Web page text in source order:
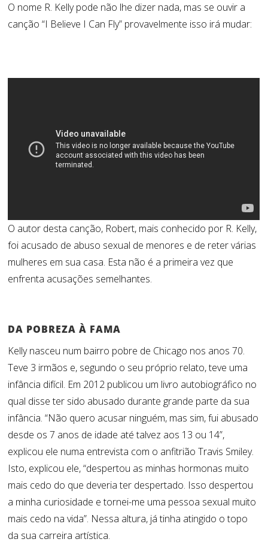
O nome R. Kelly pode não lhe dizer nada, mas se ouvir a
canção “I Believe I Can Fly” provavelmente isso irá mudar:
O autor desta canção, Robert, mais conhecido por R. Kelly,
foi acusado de abuso sexual de menores e de reter várias
mulheres em sua casa. Esta não é a primeira vez que
enfrenta acusações semelhantes.
DA POBREZA À FAMA
Kelly nasceu num bairro pobre de Chicago nos anos 70.
Teve 3 irmãos e, segundo o seu próprio relato, teve uma
infância difícil. Em 2012 publicou um livro autobiográfico no
qual disse ter sido abusado durante grande parte da sua
infância. “Não quero acusar ninguém, mas sim, fui abusado
desde os 7 anos de idade até talvez aos 13 ou 14”,
explicou ele numa entrevista com o anfitrião Travis Smiley.
Isto, explicou ele, “despertou as minhas hormonas muito
mais cedo do que deveria ter despertado. Isso despertou
a minha curiosidade e tornei-me uma pessoa sexual muito
mais cedo na vida”. Nessa altura, já tinha atingido o topo
da sua carreira artística.